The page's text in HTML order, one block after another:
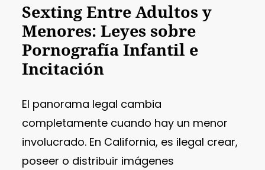
Sexting Entre Adultos y
Menores: Leyes sobre
Pornografía Infantil e
Incitación
El panorama legal cambia
completamente cuando hay un menor
involucrado. En California, es ilegal crear,
poseer o distribuir imágenes